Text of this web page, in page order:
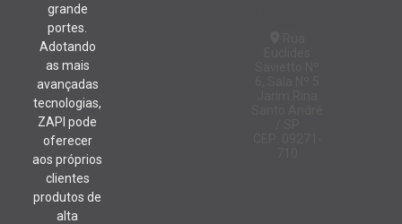
grande
portes.
Adotando
as mais
avançadas
tecnologias,
ZAPI pode
oferecer
aos próprios
clientes
produtos de
alta